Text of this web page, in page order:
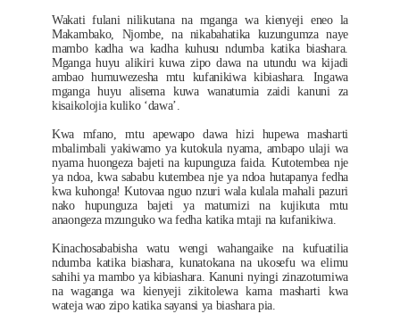
Wakati fulani nilikutana na mganga wa kienyeji eneo la
Makambako, Njombe, na nikabahatika kuzungumza naye
mambo kadha wa kadha kuhusu ndumba katika biashara.
Mganga huyu alikiri kuwa zipo dawa na utundu wa kijadi
ambao humuwezesha mtu kufanikiwa kibiashara. Ingawa
mganga huyu alisema kuwa wanatumia zaidi kanuni za
kisaikolojia kuliko ‘dawa’.
Kwa mfano, mtu apewapo dawa hizi hupewa masharti
mbalimbali yakiwamo ya kutokula nyama, ambapo ulaji wa
nyama huongeza bajeti na kupunguza faida. Kutotembea nje
ya ndoa, kwa sababu kutembea nje ya ndoa hutapanya fedha
kwa kuhonga! Kutovaa nguo nzuri wala kulala mahali pazuri
nako hupunguza bajeti ya matumizi na kujikuta mtu
anaongeza mzunguko wa fedha katika mtaji na kufanikiwa.
Kinachosababisha watu wengi wahangaike na kufuatilia
ndumba katika biashara, kunatokana na ukosefu wa elimu
sahihi ya mambo ya kibiashara. Kanuni nyingi zinazotumiwa
na waganga wa kienyeji zikitolewa kama masharti kwa
wateja wao zipo katika sayansi ya biashara pia.